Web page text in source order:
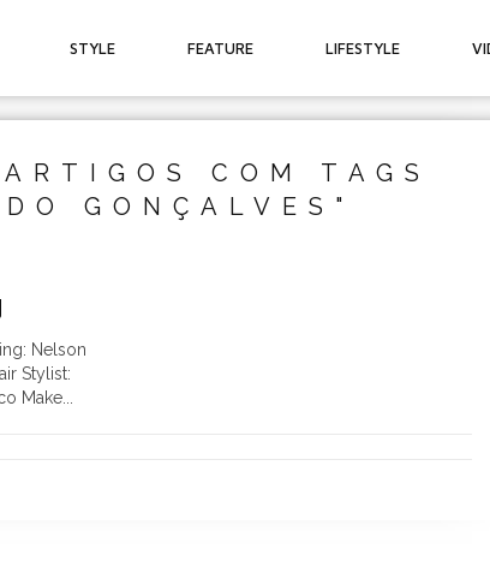
STYLE FEATURE LIFESTYLE
COM TAGS
GONÇALVES"
Nelson
Stylist:
Make...